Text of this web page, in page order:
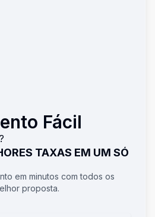
Fácil
TAXAS EM UM SÓ
em minutos com todos os
proposta.